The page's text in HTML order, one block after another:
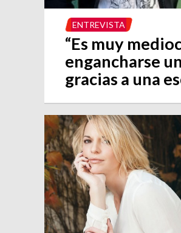
ENTREVISTA
“Es muy
engancharse
gracias a una